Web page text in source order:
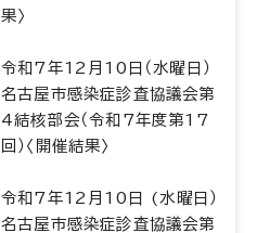
果〉
令和7年12月10日（水曜日）
名古屋市感染症診査協議会第
4結核部会（令和7年度第17
回）〈開催結果〉
令和7年12月10日 (水曜日）
名古屋市感染症診査協議会第